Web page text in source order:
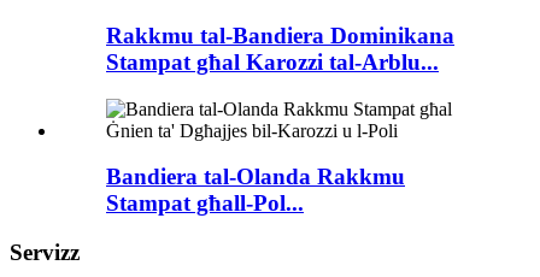
Rakkmu tal-Bandiera Dominikana
Stampat għal Karozzi tal-Arblu...
Bandiera tal-Olanda Rakkmu
Stampat għall-Pol...
Servizz